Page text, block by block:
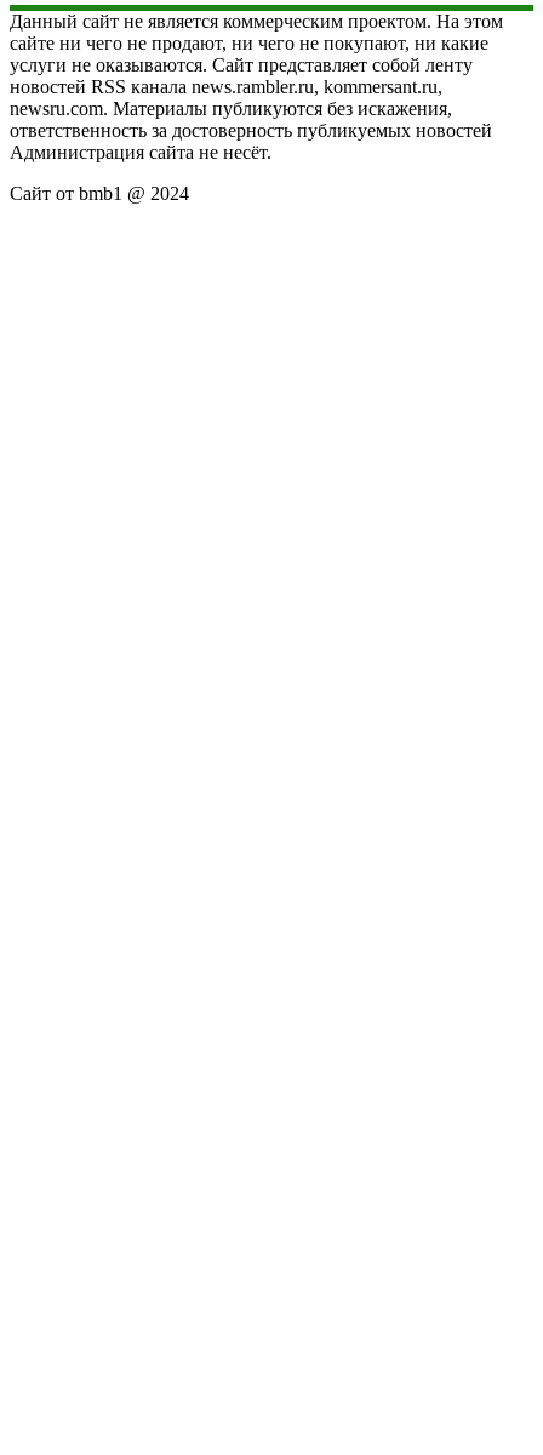
Данный сайт не является коммерческим проектом. На этом
сайте ни чего не продают, ни чего не покупают, ни какие
услуги не оказываются. Сайт представляет собой ленту
новостей RSS канала news.rambler.ru, kommersant.ru,
newsru.com. Материалы публикуются без искажения,
ответственность за достоверность публикуемых новостей
Администрация сайта не несёт.
Сайт от bmb1 @ 2024